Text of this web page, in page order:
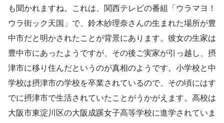
も聞かれますね。これは、関西テレビの番組「ウラマヨ！
ウラ街ック天国」で、鈴木紗理奈さんの生まれた場所が豊
中市だと明かされたことが背景にあります。彼女の生家は
豊中市にあったようですが、その後ご実家が引っ越し、摂
津市に移り住んだというのが真相のようです。小学校と中
学校は摂津市の学校を卒業されているので、その頃にはす
でに摂津市で生活されていたことがうかがえます。高校は
大阪市東淀川区の大阪成蹊女子高等学校に進学されていま